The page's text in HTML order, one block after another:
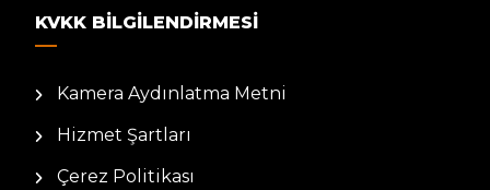
KVKK BILGILENDIRMESI
Kamera Aydınlatma Metni
Hizmet Şartları
Çerez Politikası